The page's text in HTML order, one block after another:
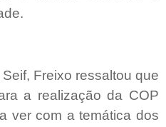
Freixo ressaltou que
a realização da COP
ver com a temática dos